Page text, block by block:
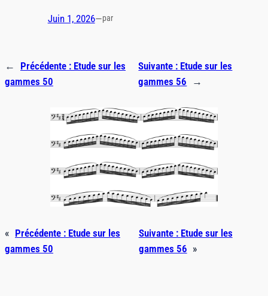
Juin 1, 2026—par
← Précédente : Etude sur les
gammes 50
Suivante : Etude sur les
gammes 56
→
« Précédente : Etude sur les
gammes 50
Suivante : Etude sur les
gammes 56 »